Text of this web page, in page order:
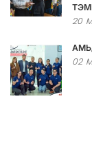
20
02